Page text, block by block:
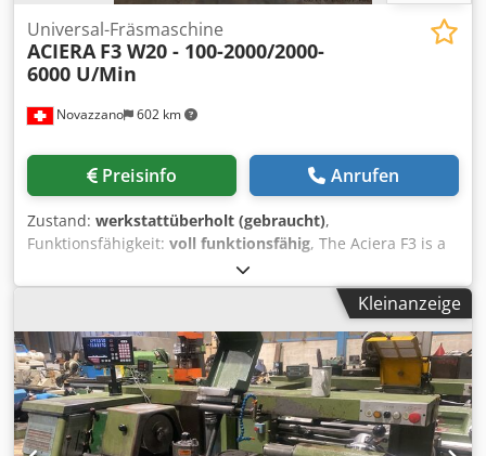
Novazzano 602 km
Universal-Fräsmaschine
ACIERA F3 W20 - 100-2000/2000-
6000 U/Min
Preisinfo Anrufen
Zustand: werkstattüberholt (gebraucht),
Funktionsfähigkeit: voll funktionsfähig, The Aciera F3 is a
compact, precision bench milling machine prized for its
rigid construction and excellent surface finish. Popular in
toolrooms and prototyping shops, it delivers fine control
for small to medium-sized parts Crsdpoznh Ehefx Amusf
Kleinanzeige